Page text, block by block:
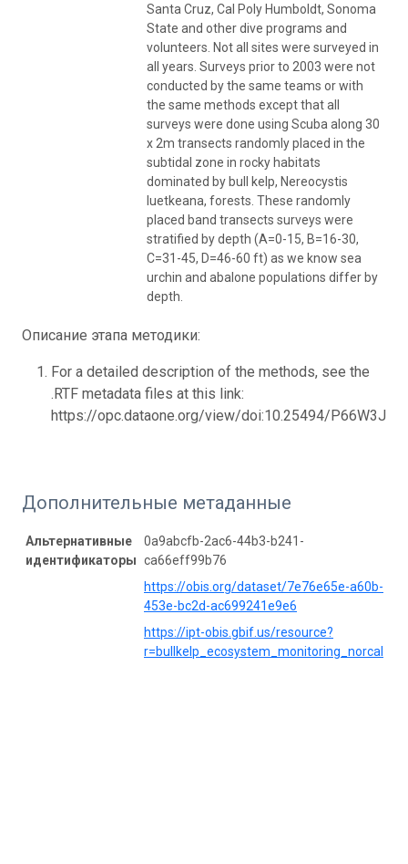
Santa Cruz, Cal Poly Humboldt, Sonoma
State and other dive programs and
volunteers. Not all sites were surveyed in
all years. Surveys prior to 2003 were not
conducted by the same teams or with
the same methods except that all
surveys were done using Scuba along 30
x 2m transects randomly placed in the
subtidal zone in rocky habitats
dominated by bull kelp, Nereocystis
luetkeana, forests. These randomly
placed band transects surveys were
stratified by depth (A=0-15, B=16-30,
C=31-45, D=46-60 ft) as we know sea
urchin and abalone populations differ by
depth.
Описание этапа методики:
For a detailed description of the methods, see the
.RTF metadata files at this link:
https://opc.dataone.org/view/doi:10.25494/P66W3J
Дополнительные метаданные
Альтернативные
идентификаторы
0a9abcfb-2ac6-44b3-b241-
ca66eff99b76
https://obis.org/dataset/7e76e65e-a60b-
453e-bc2d-ac699241e9e6
https://ipt-obis.gbif.us/resource?
r=bullkelp_ecosystem_monitoring_norcal